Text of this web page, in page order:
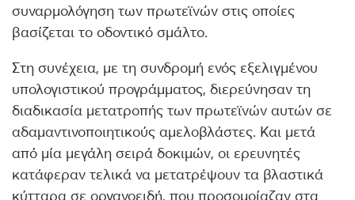
συναρμολόγηση των πρωτεϊνών στις οποίες
βασίζεται το οδοντικό σμάλτο.
Στη συνέχεια, με τη συνδρομή ενός εξελιγμένου
υπολογιστικού προγράμματος, διερεύνησαν τη
διαδικασία μετατροπής των πρωτεϊνών αυτών σε
αδαμαντινοποιητικούς αμελοβλάστες. Και μετά
από μία μεγάλη σειρά δοκιμών, οι ερευνητές
κατάφεραν τελικά να μετατρέψουν τα βλαστικά
κύτταρα σε οργανοειδή, που προσομοίαζαν στα